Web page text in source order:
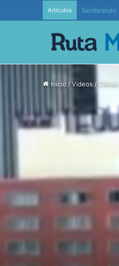
Artículos Edición 37
Inicio /Videos /